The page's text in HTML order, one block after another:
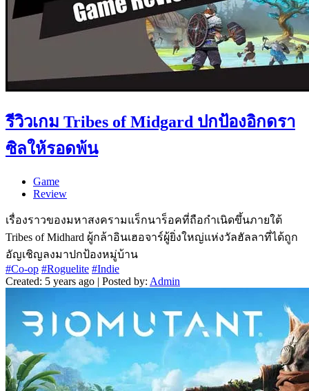
รีวิวเกม Tribes of Midgard ปกป้องอิกดรา
ซิลให้รอดพ้น
Game
Review
เรื่องราวของมหาสงครามแร็กนาร็อคที่ถือกำเนิดขึ้นภายใต้
Tribes of Midhard ผู้กล้าอินเฮอจาร์ผู้ยิ่งใหญ่แห่งวัลฮัลลาที่ได้ถูก
อัญเชิญลงมาปกป้องหมู่บ้าน
#Co-op #Roguelite #Indie
Created: 5 years ago | Posted by: Admin